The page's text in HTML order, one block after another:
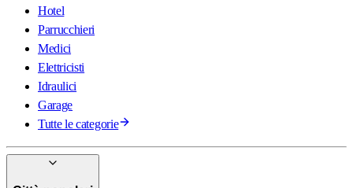
Hotel
Parrucchieri
Medici
Elettricisti
Idraulici
Garage
Tutte le categorie